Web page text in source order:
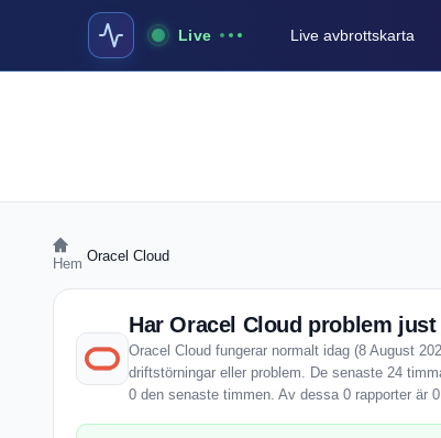
Live Live avbrottskarta
Hem Oracel Cloud
Har Oracel Cloud problem just
Oracel Cloud fungerar normalt idag (8 August
driftstörningar eller problem. De senaste 24
0 den senaste timmen. Av dessa 0 rapporter är